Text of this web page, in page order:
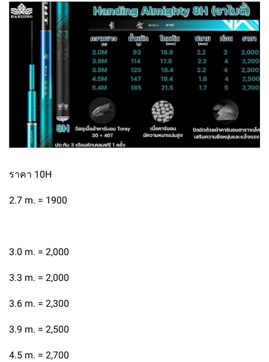
ราคา 10H
2.7 m. = 1900
3.0 m. = 2,000
3.3 m. = 2,000
3.6 m. = 2,300
3.9 m. = 2,500
4.5 m. = 2,700